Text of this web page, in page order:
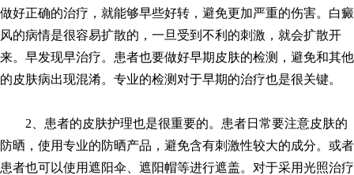
做好正确的治疗，就能够早些好转，避免更加严重的伤害。白癜
风的病情是很容易扩散的，一旦受到不利的刺激，就会扩散开
来。早发现早治疗。患者也要做好早期皮肤的检测，避免和其他
的皮肤病出现混淆。专业的检测对于早期的治疗也是很关键。
2、患者的皮肤护理也是很重要的。患者日常要注意皮肤的
防晒，使用专业的防晒产品，避免含有刺激性较大的成分。或者
患者也可以使用遮阳伞、遮阳帽等进行遮盖。对于采用光照治疗